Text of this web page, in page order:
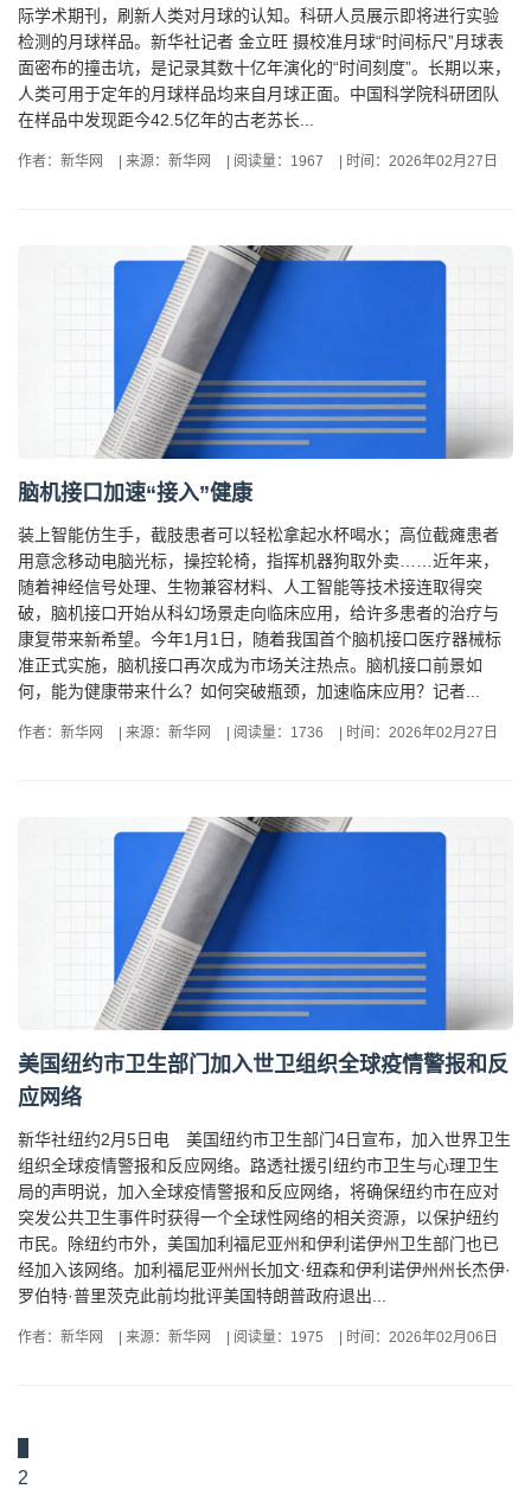
际学术期刊，刷新人类对月球的认知。科研人员展示即将进行实验
检测的月球样品。新华社记者 金立旺 摄校准月球“时间标尺”月球表
面密布的撞击坑，是记录其数十亿年演化的“时间刻度”。长期以来，
人类可用于定年的月球样品均来自月球正面。中国科学院科研团队
在样品中发现距今42.5亿年的古老苏长...
作者：新华网 来源：新华网 阅读量：1967 时间：2026年02月27日
脑机接口加速“接入”健康
装上智能仿生手，截肢患者可以轻松拿起水杯喝水；高位截瘫患者
用意念移动电脑光标，操控轮椅，指挥机器狗取外卖……近年来，
随着神经信号处理、生物兼容材料、人工智能等技术接连取得突
破，脑机接口开始从科幻场景走向临床应用，给许多患者的治疗与
康复带来新希望。今年1月1日，随着我国首个脑机接口医疗器械标
准正式实施，脑机接口再次成为市场关注热点。脑机接口前景如
何，能为健康带来什么？如何突破瓶颈，加速临床应用？记者...
作者：新华网 来源：新华网 阅读量：1736 时间：2026年02月27日
美国纽约市卫生部门加入世卫组织全球疫情警报和反
应网络
新华社纽约2月5日电 美国纽约市卫生部门4日宣布，加入世界卫生
组织全球疫情警报和反应网络。路透社援引纽约市卫生与心理卫生
局的声明说，加入全球疫情警报和反应网络，将确保纽约市在应对
突发公共卫生事件时获得一个全球性网络的相关资源，以保护纽约
市民。除纽约市外，美国加利福尼亚州和伊利诺伊州卫生部门也已
经加入该网络。加利福尼亚州州长加文·纽森和伊利诺伊州州长杰伊·
罗伯特·普里茨克此前均批评美国特朗普政府退出...
作者：新华网 来源：新华网 阅读量：1975 时间：2026年02月06日
2